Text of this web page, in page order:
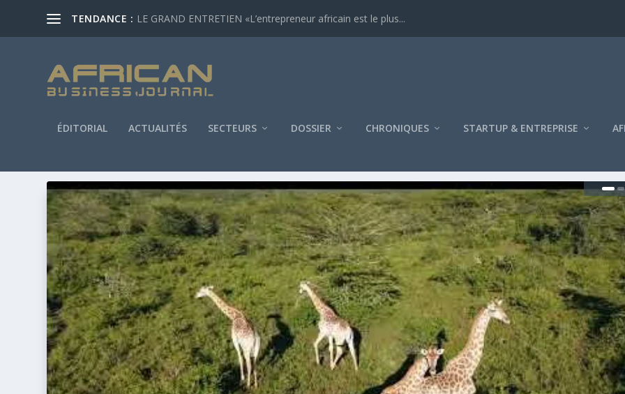
TENDANCE : LE GRAND ENTRETIEN «L’entrepreneur africain est le plus...
ÉDITORIAL ACTUALITÉS SECTEURS DOSSIER CHRONIQUES STARTUP & ENTREPRISE